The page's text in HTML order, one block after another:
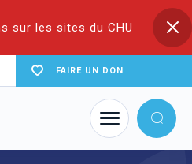
sur les sites du CHU
FAIRE UN DON
Cardiauvergne